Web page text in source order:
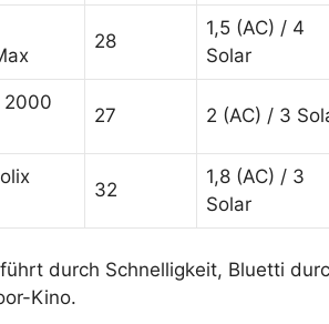
28
1,5 (AC) / 4
Solar
2000
27 2 (AC) / 3
32
1,8 (AC) / 3
Solar
durch Schnelligkeit, Bluetti
Kino.